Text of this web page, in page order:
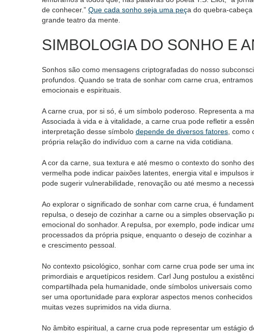
de conhecer.” Que cada sonho seja uma peça do quebra-
grande teatro da mente.
SIMBOLOGIA DO SONHO E
Sonhos são como mensagens criptografadas do nosso
profundos. Quando se trata de sonhar com carne crua,
emocionais e espirituais.
A carne crua, por si só, é um símbolo poderoso. Representa a
Associada à vida e à vitalidade, a carne crua pode refletir a
interpretação desse símbolo depende de diversos fatores, como
própria relação do indivíduo com a carne na vida cotidiana.
A cor da carne, sua textura e até mesmo o contexto do sonho
vermelha pode indicar paixões latentes, energia vital e
pode sugerir vulnerabilidade, renovação ou até mesmo a
Ao explorar o significado de sonhar com carne crua, é
repulsa, o desejo de cozinhar a carne ou a simples observação
emocional do sonhador. A repulsa, por exemplo, pode indicar
processados da própria psique, enquanto o desejo de cozinhar
e crescimento pessoal.
No contexto psicológico, sonhar com carne crua pode ser uma
primordiais e arquetípicos residem. Carl Jung postulou a
compartilhada pela humanidade, onde símbolos universais
ser uma oportunidade para explorar aspectos menos
muitas vezes suprimidos na vida diurna.
No âmbito espiritual, a carne crua pode representar um estágio